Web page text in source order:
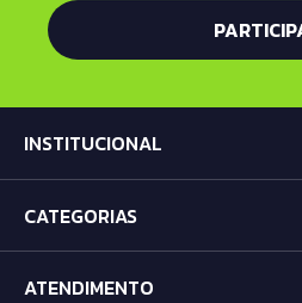
INSTITUCIONAL
CATEGORIAS
ATENDIMENTO